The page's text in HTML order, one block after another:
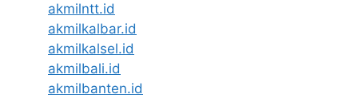
akmilntt.id
akmilkalbar.id
akmilkalsel.id
akmilbali.id
akmilbanten.id